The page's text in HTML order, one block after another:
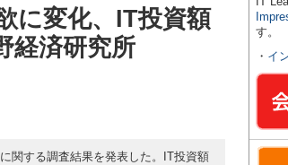
に変化、IT投資額
経済研究所
関する調査結果を発表した。IT投資額
す。
・ イ